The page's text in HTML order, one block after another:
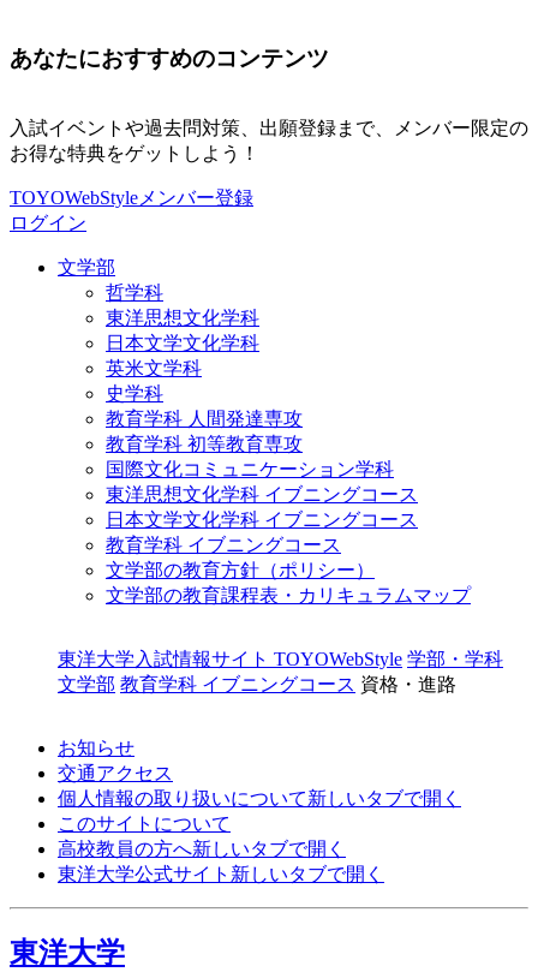
あなたにおすすめのコンテンツ
入試イベントや過去問対策、出願登録まで、メンバー限定の
お得な特典をゲットしよう！
TOYOWebStyleメンバー登録
ログイン
文学部
哲学科
東洋思想文化学科
日本文学文化学科
英米文学科
史学科
教育学科 人間発達専攻
教育学科 初等教育専攻
国際文化コミュニケーション学科
東洋思想文化学科 イブニングコース
日本文学文化学科 イブニングコース
教育学科 イブニングコース
文学部の教育方針（ポリシー）
文学部の教育課程表・カリキュラムマップ
東洋大学入試情報サイト TOYOWebStyle 学部・学科
文学部 教育学科 イブニングコース 資格・進路
お知らせ
交通アクセス
個人情報の取り扱いについて新しいタブで開く
このサイトについて
高校教員の方へ新しいタブで開く
東洋大学公式サイト 新しいタブで開く
東洋大学